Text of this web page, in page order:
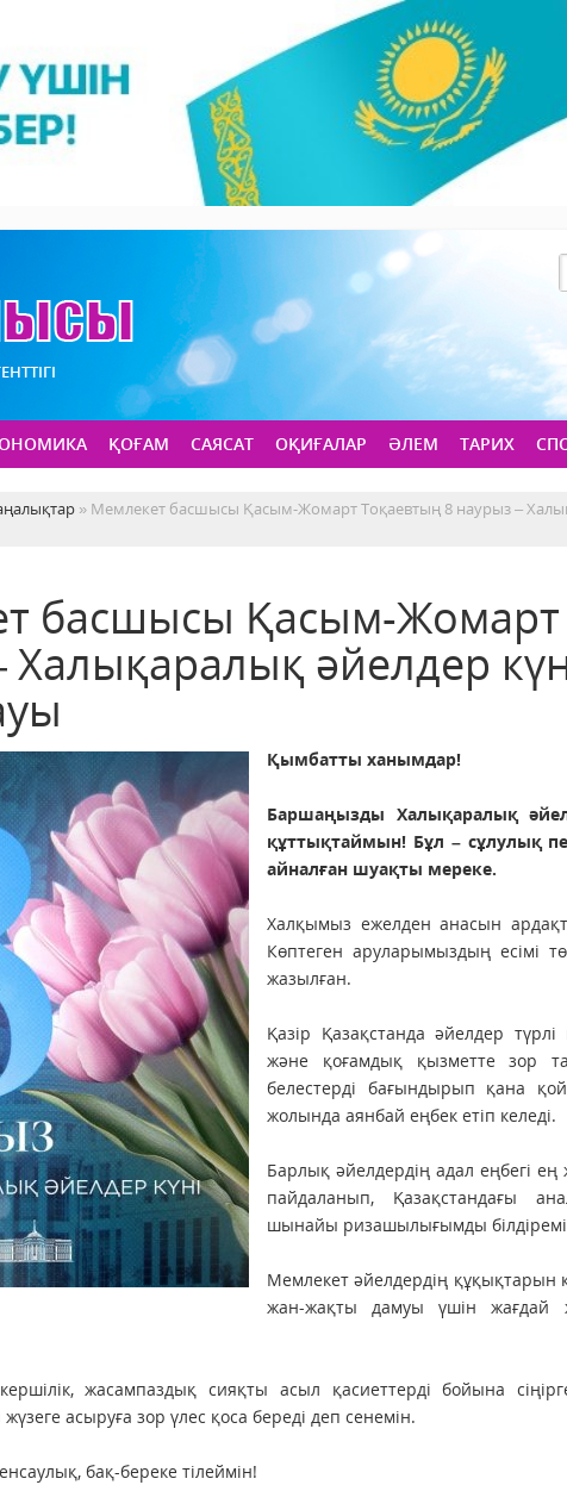
ҚОҒАМ САЯСАТ ОҚИҒАЛАР ӘЛЕМ ТАРИХ
» Мемлекет басшысы Қасым-Жомарт Тоқаевтың 8 наурыз –
басшысы Қасым-Жомарт
Халықаралық әйелдер
Қымбатты ханымдар!
Баршаңызды Халықаралық
құттықтаймын! Бұл – сұлулық
айналған шуақты мереке.
Халқымыз ежелден анасын
Көптеген аруларымыздың есімі
жазылған.
Қазір Қазақстанда әйелдер
және қоғамдық қызметте зор
белестерді бағындырып қана
жолында аянбай еңбек етіп келеді.
Барлық әйелдердің адал еңбегі
пайдаланып, Қазақстандағы
шынайы ризашылығымды
Мемлекет әйелдердің құқықтарын
жан-жақты дамуы үшін жағдай
жасампаздық сияқты асыл қасиеттерді бойына
асыруға зор үлес қоса береді деп сенемін.
бақ-береке тілеймін!